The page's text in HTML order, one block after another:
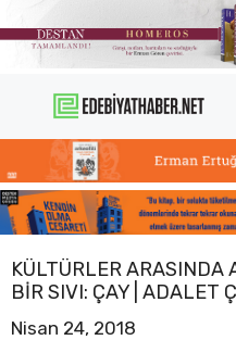
atla
KÜLTÜRLER ARASINDA
BIR SIVI: ÇAY | ADALET
Nisan 24, 2018